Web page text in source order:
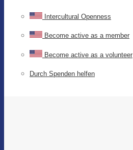
Intercultural Openness
Become active as a member
Become active as a volunteer
Durch Spenden helfen